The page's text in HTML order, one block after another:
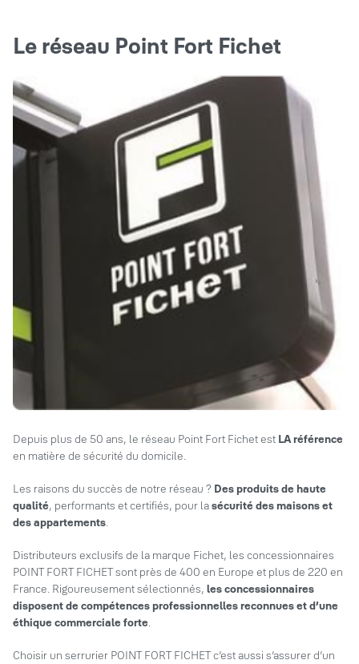
Le réseau Point Fort Fichet
Depuis plus de 50 ans, le réseau Point Fort Fichet est LA référence
en matière de sécurité du domicile.
Les raisons du succès de notre réseau ? Des produits de haute
qualité, performants et certifiés, pour lasécurité des maisons et
des appartements
Distributeurs exclusifs de la marque Fichet, les concessionnaires
POINT FORT FICHET sont près de 400 en Europe et plus de 220 en
France. Rigoureusement sélectionnés, les concessionnaires
disposent de compétences professionnelles reconnues et d’une
éthique commerciale forte
Choisir un serrurier POINT FORT FICHET c’est aussi s’assurer d’un